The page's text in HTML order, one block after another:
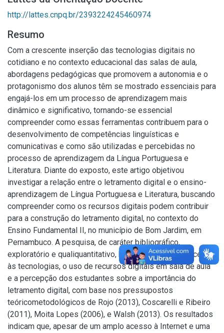
http://lattes.cnpq.br/2393224245460974
Resumo
Com a crescente inserção das tecnologias digitais no
cotidiano e no contexto educacional das salas de aula,
abordagens pedagógicas que promovem a autonomia e o
protagonismo dos alunos têm se mostrado essenciais para
engajá-los em um processo de aprendizagem mais
dinâmico e significativo, tornando-se essencial
compreender como essas ferramentas contribuem para o
desenvolvimento de competências linguísticas e
comunicativas e como são utilizadas e percebidas no
processo de aprendizagem da Língua Portuguesa e
Literatura. Diante do exposto, este artigo objetivou
investigar a relação entre o letramento digital e o ensino-
aprendizagem de Língua Portuguesa e Literatura, buscando
compreender como os recursos digitais podem contribuir
para a construção do letramento digital, no contexto do
Ensino Fundamental II, no município de Bom Jardim, em
Pernambuco. A pesquisa, de caráter bibliográfico,
exploratório e qualiquantitativo, buscou identificar o acesso
às tecnologias, o uso de recursos digitais em sala de aula
e a percepção dos estudantes sobre a importância do
letramento digital, com base nos pressupostos
teóricometodológicos de Rojo (2013), Coscarelli e Ribeiro
(2011), Moita Lopes (2006), e Walsh (2013). Os resultados
indicam que, apesar de um amplo acesso à Internet e uma